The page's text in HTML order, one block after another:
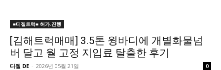
■디젤트럭■ 허가.진행
[김해트럭매매] 3.5톤 윙바디에 개별화물넘
버 달고 월 고정 지입료 탈출한 후기
디젤 DE - 2026년 05월 21일 0